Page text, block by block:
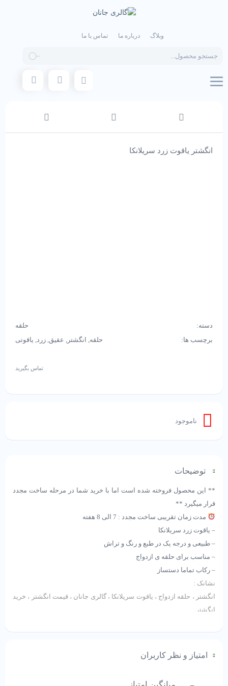
وبلاگ درباره ما تماس با ما
search
انگشتر یاقوت زرد سریلانکا
دسته:
حلقه
برچسب ها:
حلقه, انگشتر , عقیق, زرد, یاقوتی
تماس بگیرید
ناموجود
توضیحات
** این محصول فروخته شده است اما با خرید شما در مرحله ساخت مجدد
قرار میگیرد **
مدت زمان تقریبی ساخت مجدد : 7 الی 8 هفته
– یاقوت زرد سریلانکا
– طبیعی و درجه یک در طبع و رنگ و تراش
– مناسب برای حلقه ی ازدواج
– رکاب تماما دستساز
نشانک :
انگشتر ، حلقه ازدواج ، یاقوت سریلانکا ، گالری جانان ، قیمت انگشتر ، خرید
انگشتر
** این محصول فروخته شده است اما با خرید شما در مرحله ساخت مجدد
امتیاز و نظر کاربران